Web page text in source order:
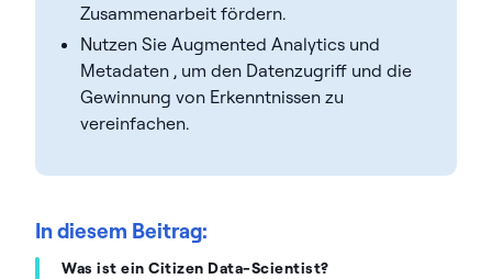
Zusammenarbeit fördern.
Nutzen Sie Augmented Analytics und
Metadaten , um den Datenzugriff und die
Gewinnung von Erkenntnissen zu
vereinfachen.
In diesem Beitrag:
Was ist ein Citizen Data-Scientist?